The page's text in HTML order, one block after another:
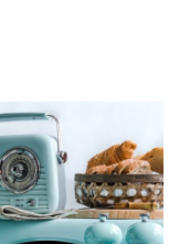
piscina: temos
e estilos! […]